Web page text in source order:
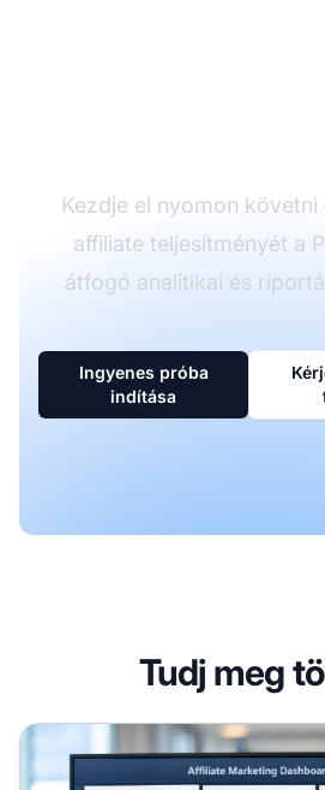
Kezdje el nyomon
affiliate teljesítményét a
átfogó analitikai és
Ingyenes próba
indítása
Tudj meg
Létfontosságú KPI-k az affiliate